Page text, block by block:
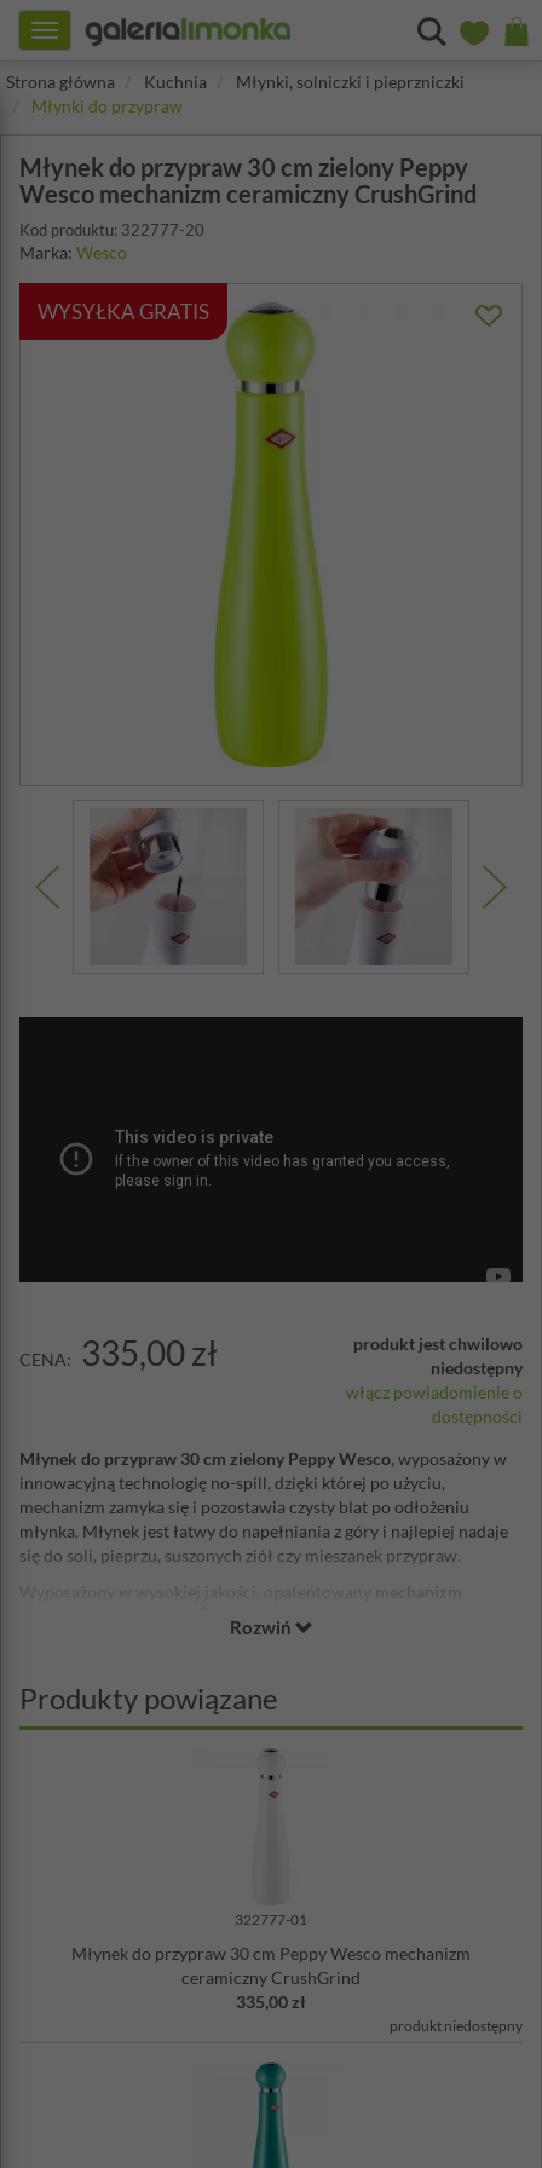
Toggle
navigation
Strona główna
Kuchnia
Młynki, solniczki i pieprzniczki
Młynki do przypraw
Młynek do przypraw 30 cm zielony Peppy
Wesco mechanizm ceramiczny CrushGrind
Kod produktu: 322777-20
Marka: Wesco
WYSYŁKA GRATIS
CENA: 335,00 zł
produkt jest chwilowo
niedostępny
włącz powiadomienie o
dostępności
Młynek do przypraw 30 cm zielony Peppy Wesco, wyposażony w
innowacyjną technologię no-spill, dzięki której po użyciu,
mechanizm zamyka się i pozostawia czysty blat po odłożeniu
młynka. Młynek jest łatwy do napełniania z góry i najlepiej nadaje
się do soli, pieprzu, suszonych ziół czy mieszanek przypraw.
ceramiczny, z którego został wykonany jest obojętny chemicznie co
spożywczymi. Młynek jest łatwy w utrzymaniu w czystości.
Napełnianie komory młynka następuje poprzez zdjęcie górnej
części, która chroni zawartość przed kurzem i brudem.
Rozwiń
Produkty powiązane
322777-01
Młynek do przypraw 30 cm Peppy Wesco mechanizm
ceramiczny CrushGrind
335,00 zł
produkt niedostępny